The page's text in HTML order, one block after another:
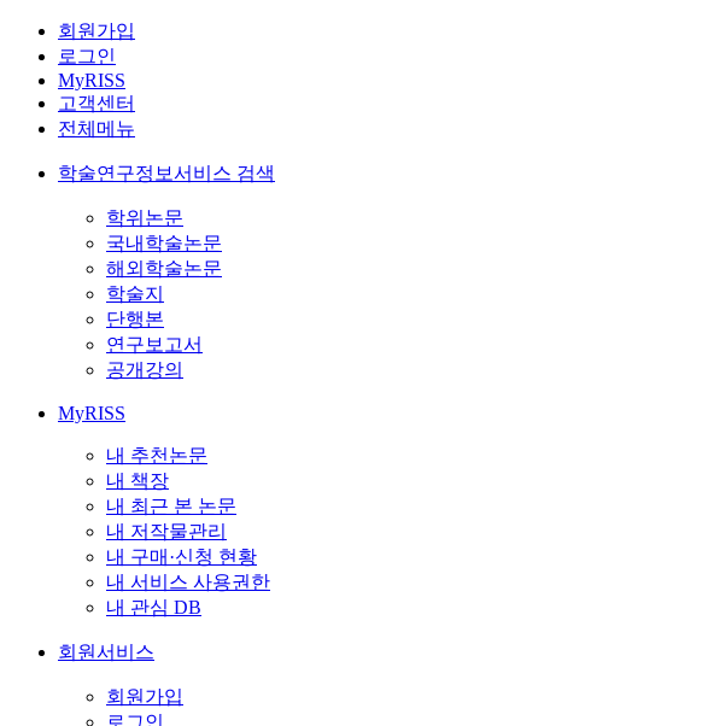
회원가입
로그인
MyRISS
고객센터
전체메뉴
학술연구정보서비스 검색
학위논문
국내학술논문
해외학술논문
학술지
단행본
연구보고서
공개강의
MyRISS
내 추천논문
내 책장
내 최근 본 논문
내 저작물관리
내 구매·신청 현황
내 서비스 사용권한
내 관심 DB
회원서비스
회원가입
로그인